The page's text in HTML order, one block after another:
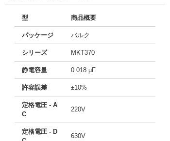
型 商品概要
パッケージ バルク
シリーズ MKT370
静電容量 0.018 µF
許容誤差 ±10%
定格電圧 - A
C
220V
定格電圧 - D
630V